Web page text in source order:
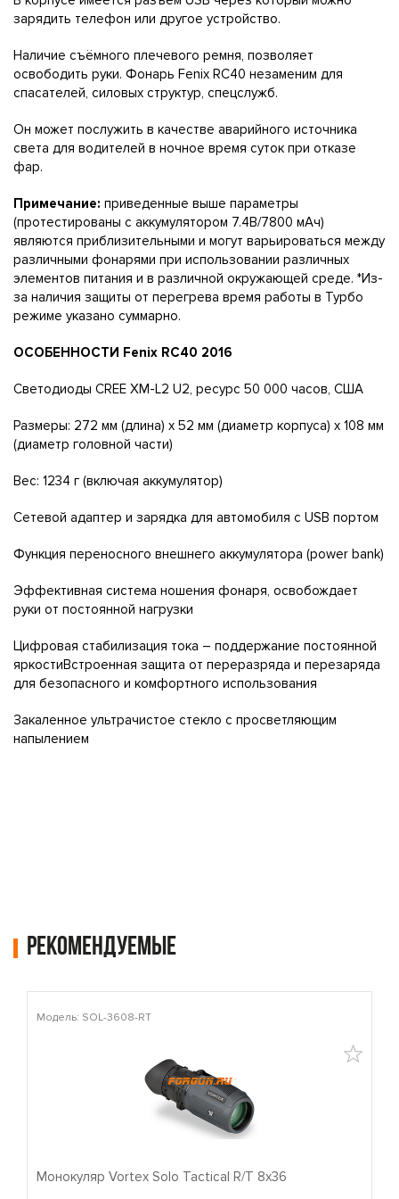
зарядить телефон или другое устройство.
Наличие съёмного плечевого ремня, позволяет
освободить руки. Фонарь Fenix RC40 незаменим для
спасателей, силовых структур, спецслужб.
Он может послужить в качестве аварийного источника
света для водителей в ночное время суток при отказе
фар.
Примечание: приведенные выше параметры
(протестированы с аккумулятором 7.4В/7800 мАч)
являются приблизительными и могут варьироваться между
различными фонарями при использовании различных
элементов питания и в различной окружающей среде. *Из-
за наличия защиты от перегрева время работы в Турбо
режиме указано суммарно.
ОСОБЕННОСТИ Fenix RC40 2016
Светодиоды CREE XM-L2 U2, ресурс 50 000 часов, США
Размеры: 272 мм (длина) x 52 мм (диаметр корпуса) x 108 мм
(диаметр головной части)
Вес: 1234 г (включая аккумулятор)
Сетевой адаптер и зарядка для автомобиля с USB портом
Функция переносного внешнего аккумулятора (power bank)
Эффективная система ношения фонаря, освобождает
руки от постоянной нагрузки
Цифровая стабилизация тока – поддержание постоянной
яркостиВстроенная защита от переразряда и перезаряда
для безопасного и комфортного использования
Закаленное ультрачистое стекло с просветляющим
напылением
Рекомендуемые
Модель: SOL-3608-RT
Монокуляр Vortex Solo Tactical R/T 8x36